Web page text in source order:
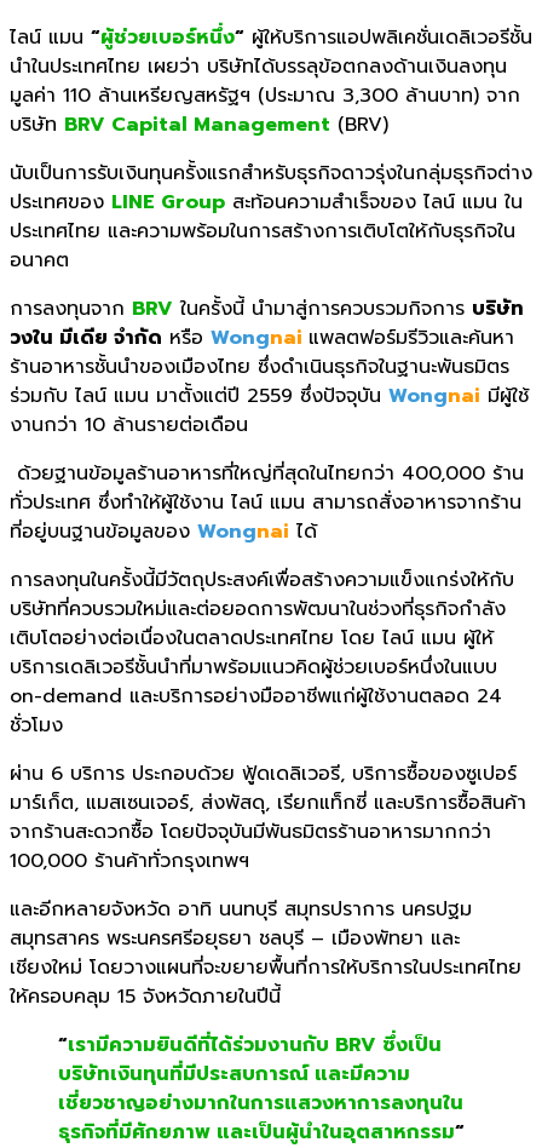
ไลน์ แมน “ผู้ช่วยเบอร์หนึ่ง“ ผู้ให้บริการแอปพลิเคชั่นเดลิเวอรีชั้น
นำในประเทศไทย เผยว่า บริษัทได้บรรลุข้อตกลงด้านเงินลงทุน
มูลค่า 110 ล้านเหรียญสหรัฐฯ (ประมาณ 3,300 ล้านบาท) จาก
บริษัท BRV Capital Management (BRV)
นับเป็นการรับเงินทุนครั้งแรกสำหรับธุรกิจดาวรุ่งในกลุ่มธุรกิจต่าง
ประเทศของ LINE Group สะท้อนความสำเร็จของ ไลน์ แมน ใน
ประเทศไทย และความพร้อมในการสร้างการเติบโตให้กับธุรกิจใน
อนาคต
การลงทุนจาก BRV ในครั้งนี้ นำมาสู่การควบรวมกิจการ บริษัท
วงใน มีเดีย จำกัด หรือ Wongnai แพลตฟอร์มรีวิวและค้นหา
ร้านอาหารชั้นนำของเมืองไทย ซึ่งดำเนินธุรกิจในฐานะพันธมิตร
ร่วมกับ ไลน์ แมน มาตั้งแต่ปี 2559 ซึ่งปัจจุบัน Wongnai มีผู้ใช้
งานกว่า 10 ล้านรายต่อเดือน
ด้วยฐานข้อมูลร้านอาหารที่ใหญ่ที่สุดในไทยกว่า 400,000 ร้าน
ทั่วประเทศ ซึ่งทำให้ผู้ใช้งาน ไลน์ แมน สามารถสั่งอาหารจากร้าน
ที่อยู่บนฐานข้อมูลของ Wongnai ได้
การลงทุนในครั้งนี้มีวัตถุประสงค์เพื่อสร้างความแข็งแกร่งให้กับ
บริษัทที่ควบรวมใหม่และต่อยอดการพัฒนาในช่วงที่ธุรกิจกำลัง
เติบโตอย่างต่อเนื่องในตลาดประเทศไทย โดย ไลน์ แมน ผู้ให้
บริการเดลิเวอรีชั้นนำที่มาพร้อมแนวคิดผู้ช่วยเบอร์หนึ่งในแบบ
on-demand และบริการอย่างมืออาชีพแก่ผู้ใช้งานตลอด 24
ชั่วโมง
ผ่าน 6 บริการ ประกอบด้วย ฟู้ดเดลิเวอรี, บริการซื้อของซูเปอร์
มาร์เก็ต, แมสเซนเจอร์, ส่งพัสดุ, เรียกแท็กซี่ และบริการซื้อสินค้า
จากร้านสะดวกซื้อ โดยปัจจุบันมีพันธมิตรร้านอาหารมากกว่า
100,000 ร้านค้าทั่วกรุงเทพฯ
และอีกหลายจังหวัด อาทิ นนทบุรี สมุทรปราการ นครปฐม
สมุทรสาคร พระนครศรีอยุธยา ชลบุรี – เมืองพัทยา และ
เชียงใหม่ โดยวางแผนที่จะขยายพื้นที่การให้บริการในประเทศไทย
ให้ครอบคลุม 15 จังหวัดภายในปีนี้
“เรามีความยินดีที่ได้ร่วมงานกับ BRV ซึ่งเป็น
บริษัทเงินทุนที่มีประสบการณ์ และมีความ
เชี่ยวชาญอย่างมากในการแสวงหาการลงทุนใน
ธุรกิจที่มีศักยภาพ และเป็นผู้นำในอุตสาหกรรม“